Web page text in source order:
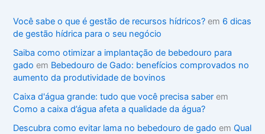
Você sabe o que é gestão de recursos hídricos? em 6 dicas
de gestão hídrica para o seu negócio
Saiba como otimizar a implantação de bebedouro para
gado em Bebedouro de Gado: benefícios comprovados no
aumento da produtividade de bovinos
Caixa d'água grande: tudo que você precisa saber em
Como a caixa d’água afeta a qualidade da água?
Descubra como evitar lama no bebedouro de gado em Qual